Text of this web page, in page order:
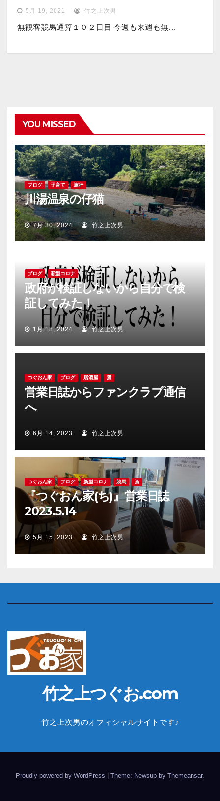
5月 19, 2021 竹之上次男
無観客競馬通算１０２日目 今週も来週も無…
YOU MISSED
ブログ 子育て 旅行
川湯温泉の仔猫
7月 30, 2024 竹之上次男
ブログ 新型コロナ
政府が検証しないから自分で検
証してみた！
1月 18, 2024 竹之上次男
つぐおん家 ブログ 居酒屋 酒
営業日誌からファンクラブ通信
へ
6月 14, 2023 竹之上次男
つぐおん家 ブログ 新型コロナ 競馬 酒
『つぐおん家(ち)』営業日誌
2023.5.14
5月 15, 2023 竹之上次男
竹之上つぐお.com
竹之上次男のオフィシャルサイトです♪
Proudly powered by WordPress Theme: Newsup by Themeansar.